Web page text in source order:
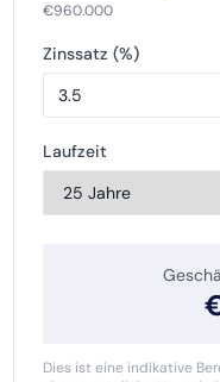
€960.000
Zinssatz (%)
Laufzeit
Dies ist eine indikative